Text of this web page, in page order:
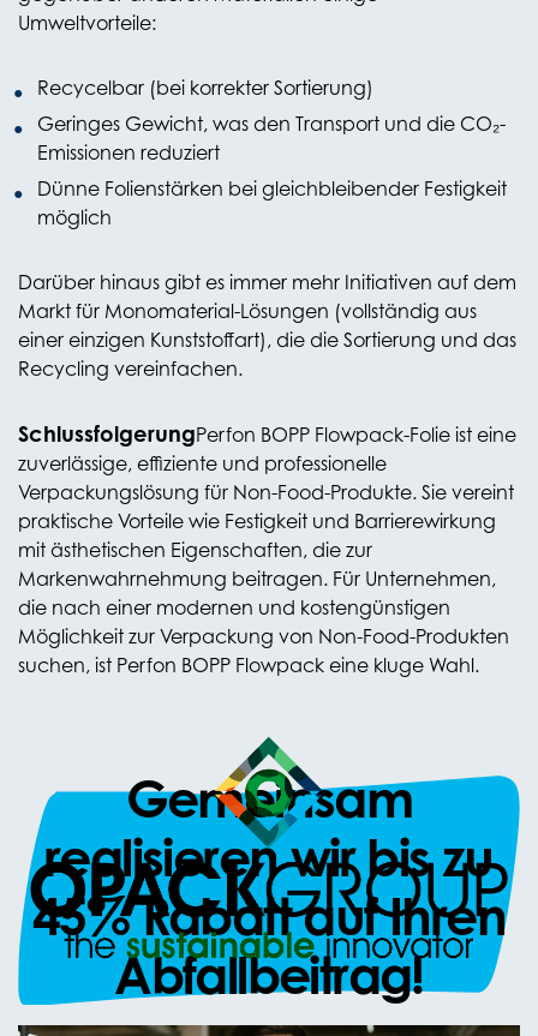
Umweltvorteile:
Recycelbar (bei korrekter Sortierung)
Geringes Gewicht, was den Transport und die CO₂-
Emissionen reduziert
Dünne Folienstärken bei gleichbleibender Festigkeit
möglich
Darüber hinaus gibt es immer mehr Initiativen auf dem
Markt für Monomaterial-Lösungen (vollständig aus
einer einzigen Kunststoffart), die die Sortierung und das
Recycling vereinfachen.
SchlussfolgerungPerfon BOPP Flowpack-Folie ist eine
zuverlässige, effiziente und professionelle
Verpackungslösung für Non-Food-Produkte. Sie vereint
praktische Vorteile wie Festigkeit und Barrierewirkung
mit ästhetischen Eigenschaften, die zur
Markenwahrnehmung beitragen. Für Unternehmen,
die nach einer modernen und kostengünstigen
Möglichkeit zur Verpackung von Non-Food-Produkten
suchen, ist Perfon BOPP Flowpack eine kluge Wahl.
Gemeinsam
realisieren wir bis zu
45% Rabatt auf Ihren
Abfallbeitrag!